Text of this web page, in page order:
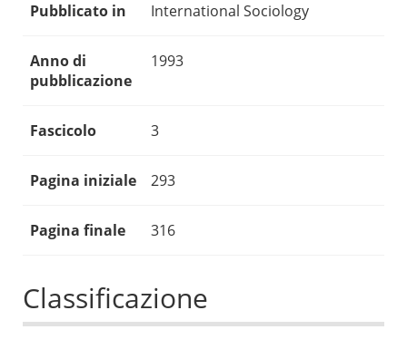
Pubblicato in International Sociology
Anno di
pubblicazione
1993
Fascicolo 3
Pagina iniziale 293
Pagina finale 316
Classificazione